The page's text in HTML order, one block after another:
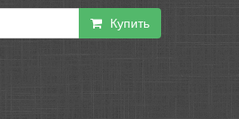
Купить